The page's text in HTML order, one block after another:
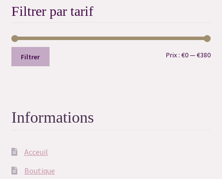
Filtrer par tarif
Prix
Prix
Filtrer Prix :€0—€380
Informations
Acceuil
Boutique